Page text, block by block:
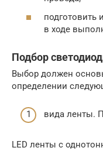
подготовить
в ходе
Подбор
Выбор должен
определении
вида ленты.
LED ленты с